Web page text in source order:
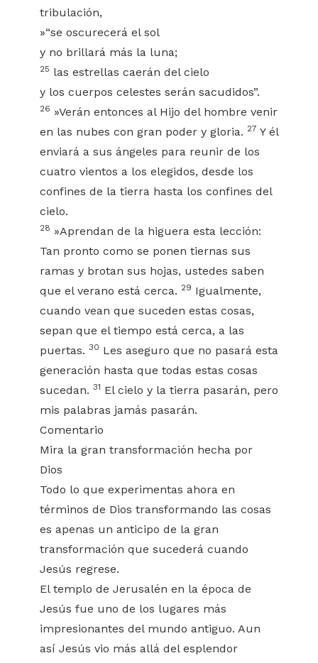
tribulación,
»“se oscurecerá el sol
y no brillará más la luna;
25 las estrellas caerán del cielo
y los cuerpos celestes serán sacudidos”.
26 »Verán entonces al Hijo del hombre venir
en las nubes con gran poder y gloria. 27 Y él
enviará a sus ángeles para reunir de los
cuatro vientos a los elegidos, desde los
confines de la tierra hasta los confines del
cielo.
28 »Aprendan de la higuera esta lección:
Tan pronto como se ponen tiernas sus
ramas y brotan sus hojas, ustedes saben
que el verano está cerca. 29 Igualmente,
cuando vean que suceden estas cosas,
sepan que el tiempo está cerca, a las
puertas. 30 Les aseguro que no pasará esta
generación hasta que todas estas cosas
sucedan. 31 El cielo y la tierra pasarán, pero
mis palabras jamás pasarán.
Comentario
Mira la gran transformación hecha por
Dios
Todo lo que experimentas ahora en
términos de Dios transformando las cosas
es apenas un anticipo de la gran
transformación que sucederá cuando
Jesús regrese.
El templo de Jerusalén en la época de
Jesús fue uno de los lugares más
impresionantes del mundo antiguo. Aun
así Jesús vio más allá del esplendor